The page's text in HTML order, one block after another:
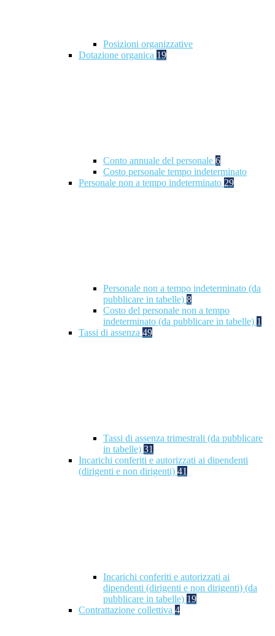
Posizioni organizzative
Dotazione organica 19
Conto annuale del personale 6
Costo personale tempo indeterminato
Personale non a tempo indeterminato 29
Personale non a tempo indeterminato (da
pubblicare in tabelle) 8
Costo del personale non a tempo
indeterminato (da pubblicare in tabelle) 1
Tassi di assenza 49
Tassi di assenza trimestrali (da pubblicare
in tabelle) 31
Incarichi conferiti e autorizzati ai dipendenti
(dirigenti e non dirigenti) 41
Incarichi conferiti e autorizzati ai
dipendenti (dirigenti e non dirigenti) (da
pubblicare in tabelle) 19
Contrattazione collettiva 4